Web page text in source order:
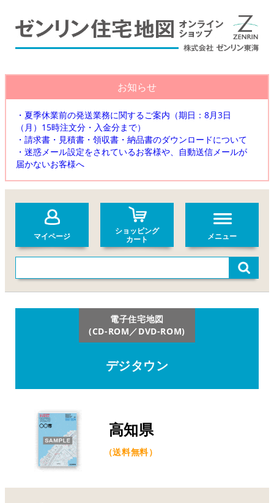
お知らせ
・夏季休業前の発送業務に関するご案内（期日：8月3日
（月）15時注文分・入金分まで）
・請求書・見積書・領収書・納品書のダウンロードについて
・迷惑メール設定をされているお客様や、自動送信メールが
届かないお客様へ
マイページ
ショッピング
カート
メニュー
電子住宅地図
(CD-ROM／DVD-ROM)
デジタウン
高知県
（送料無料）